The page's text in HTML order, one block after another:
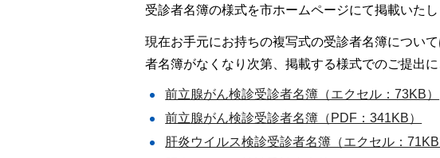
受診者名簿の様式を市ホームページにて掲載いたし
現在お手元にお持ちの複写式の受診者名簿につい
者名簿がなくなり次第、掲載する様式でのご提出に
前立腺がん検診受診者名簿（エクセル：73KB）
前立腺がん検診受診者名簿（PDF：341KB）
肝炎ウイルス検診受診者名簿（エクセル：71KB